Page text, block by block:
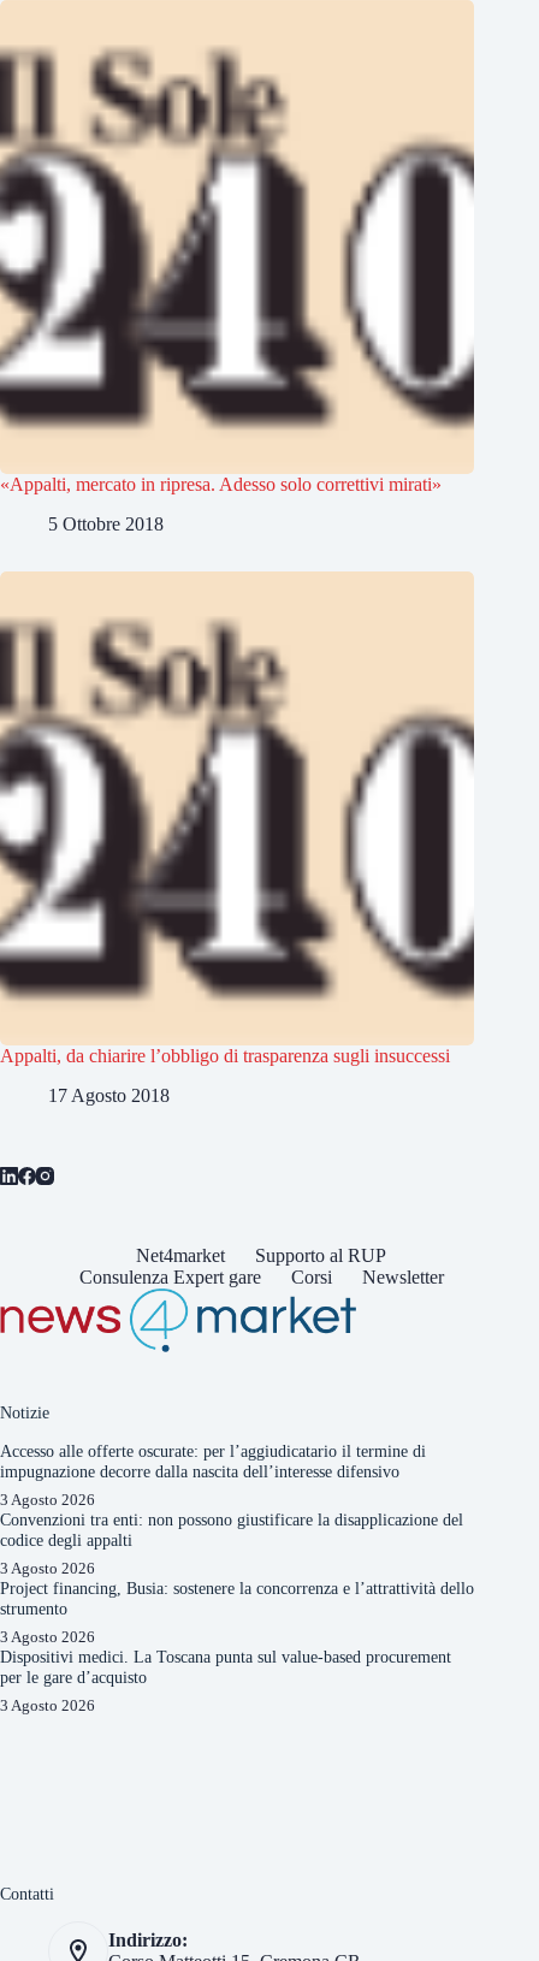
«Appalti, mercato in ripresa. Adesso solo correttivi mirati»
5 Ottobre 2018
Appalti, da chiarire l’obbligo di trasparenza sugli insuccessi
17 Agosto 2018
Net4market
Supporto al RUP
Consulenza Expert gare
Corsi Newsletter
Notizie
Accesso alle offerte oscurate: per l’aggiudicatario il termine di
impugnazione decorre dalla nascita dell’interesse difensivo
3 Agosto 2026
Convenzioni tra enti: non possono giustificare la disapplicazione del
codice degli appalti
3 Agosto 2026
Project financing, Busia: sostenere la concorrenza e l’attrattività dello
strumento
3 Agosto 2026
Dispositivi medici. La Toscana punta sul value-based procurement
per le gare d’acquisto
3 Agosto 2026
Contatti
Indirizzo: